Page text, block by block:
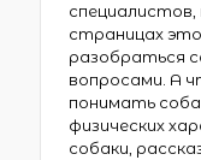
страницах
разобраться
вопросами. А
понимать
физических
собаки,